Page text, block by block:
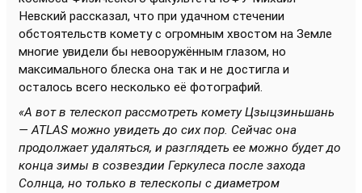
Невский рассказал, что при удачном стечении
обстоятельств комету с огромным хвостом на Земле
многие увидели бы невооружённым глазом, но
максимального блеска она так и не достигла и
осталось всего несколько её фотографий.
«А вот в телескоп рассмотреть комету Цзыцзиньшань
— ATLAS можно увидеть до сих пор. Сейчас она
продолжает удаляться, и разглядеть ее можно будет до
конца зимы в созвездии Геркулеса после захода
Солнца, но только в телескопы с диаметром